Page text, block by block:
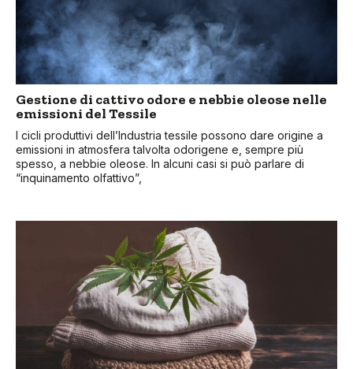
Gestione di cattivo odore e nebbie oleose nelle
emissioni del Tessile
I cicli produttivi dell’Industria tessile possono dare origine a
emissioni in atmosfera talvolta odorigene e, sempre più
spesso, a nebbie oleose. In alcuni casi si può parlare di
“inquinamento olfattivo”,